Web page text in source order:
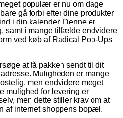
populær er nu om dage
gå forbi efter dine produkter
i din kalender. Denne er
samt i mange tilfælde endvidere
ved køb af Radical Pop-Ups
at få pakken sendt til dit
Muligheden er mange
men endvidere meget
mulighed for levering er
men dette stiller krav om at
af internet shoppens bopæl.